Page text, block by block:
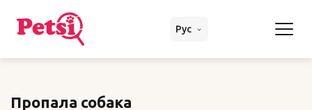
Рус
Пропала собака